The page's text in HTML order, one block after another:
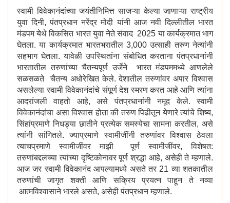
स्वामी विवेकानंदांच्या जयंतीनिमित्त साजऱ्या केल्या जाणाऱ्या राष्ट्रीय
युवा दिनी, पंतप्रधान नरेंद्र मोदी यांनी आज नवी दिल्लीतील भारत
मंडपम येथे विकसित भारत युवा नेते संवाद 2025 या कार्यक्रमात भाग
घेतला. या कार्यक्रमात भारतभरातील 3,000 उत्साही तरुण नेत्यांनी
सहभाग घेतला. यावेळी उपस्थितांना संबोधित करताना पंतप्रधानांनी
भारतातील तरुणांच्या चैतन्यपूर्ण उर्जेने भारत मंडपममध्ये आणलेले
सळसळते चैतन्य अधोरेखित केले. देशातील तरुणांवर अपार विश्वास
असलेल्या स्वामी विवेकानंदांचे संपूर्ण देश स्मरण करत आहे आणि त्यांना
आदरांजली वाहतो आहे, असे पंतप्रधानांनी नमूद केले. स्वामी
विवेकानंदांचा असा विश्वास होता की तरुण पिढीतून येणारे त्यांचे शिष्य,
सिंहांप्रमाणे निधड्या छातीने प्रत्येक समस्येचा सामना करतील, असे
त्यांनी सांगितले. ज्याप्रमाणे स्वामीजींनी तरुणांवर विश्वास ठेवला
त्याचप्रमाणे स्वामीजींवर माझी पूर्ण स्वामीजींवर, विशेषत:
तरुणांबद्दलच्या त्यांच्या दृष्टिकोनावर पूर्ण श्रद्धा आहे, असेही ते म्हणाले.
आज जर स्वामी विवेकानंद आपल्यामध्ये असते तर 21 व्या शतकातील
तरुणांची जागृत शक्ती आणि सक्रिय प्रयत्न पाहून ते नव्या
आत्मविश्वासाने भारले असते, असेही पंतप्रधान म्हणाले.